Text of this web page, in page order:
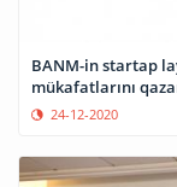
BANM-in startap
mükafatlarını
24-12-2020